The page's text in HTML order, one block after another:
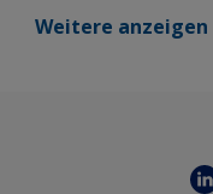
Weitere anzeigen